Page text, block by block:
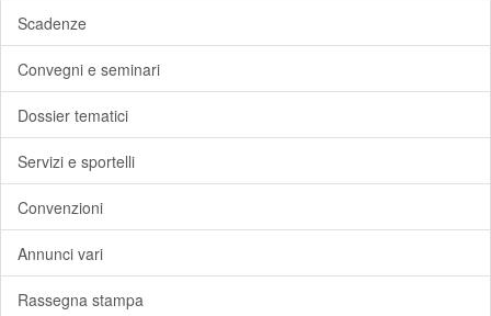
Scadenze
Convegni e seminari
Dossier tematici
Servizi e sportelli
Convenzioni
Annunci vari
Rassegna stampa